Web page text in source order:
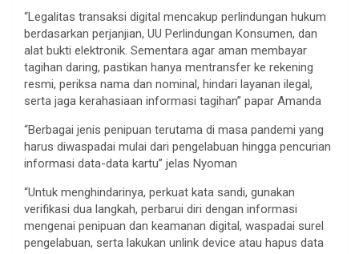
“Legalitas transaksi digital mencakup perlindungan hukum
berdasarkan perjanjian, UU Perlindungan Konsumen, dan
alat bukti elektronik. Sementara agar aman membayar
tagihan daring, pastikan hanya mentransfer ke rekening
resmi, periksa nama dan nominal, hindari layanan ilegal,
serta jaga kerahasiaan informasi tagihan” papar Amanda
“Berbagai jenis penipuan terutama di masa pandemi yang
harus diwaspadai mulai dari pengelabuan hingga pencurian
informasi data-data kartu” jelas Nyoman
“Untuk menghindarinya, perkuat kata sandi, gunakan
verifikasi dua langkah, perbarui diri dengan informasi
mengenai penipuan dan keamanan digital, waspadai surel
pengelabuan, serta lakukan unlink device atau hapus data